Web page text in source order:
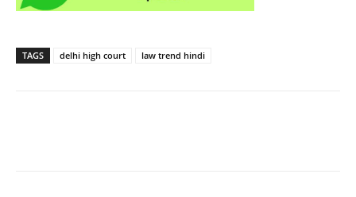
TAGS delhi high court law trend hindi